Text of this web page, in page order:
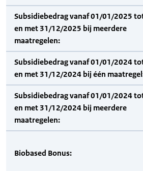
Subsidiebedrag vanaf 01/01/2025
en met 31/12/2025 bij meerdere
maatregelen:
Subsidiebedrag vanaf 01/01/2024
en met 31/12/2024 bij één
Subsidiebedrag vanaf 01/01/2024
en met 31/12/2024 bij meerdere
maatregelen:
Biobased Bonus: